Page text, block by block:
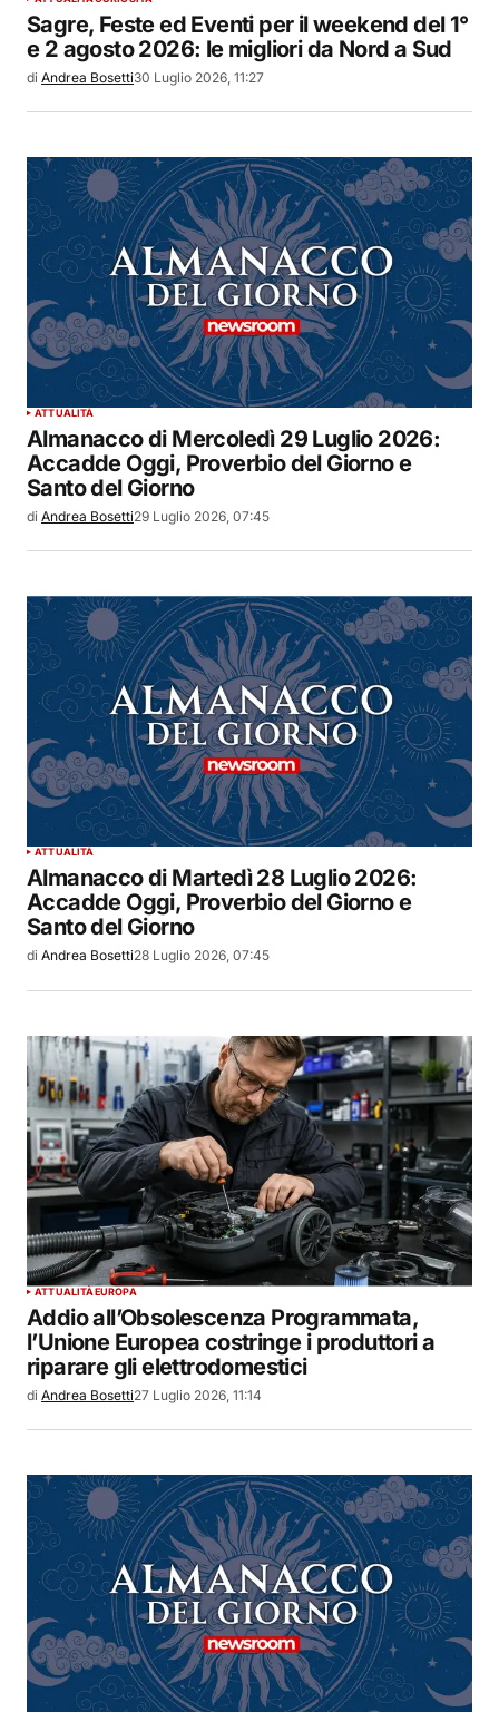
Sagre, Feste ed Eventi per il weekend del 1°
e 2 agosto 2026: le migliori da Nord a Sud
di Andrea Bosetti30 Luglio 2026, 11:27
ATTUALITÀ
Almanacco di Mercoledì 29 Luglio 2026:
Accadde Oggi, Proverbio del Giorno e
Santo del Giorno
di Andrea Bosetti29 Luglio 2026, 07:45
ATTUALITÀ
Almanacco di Martedì 28 Luglio 2026:
Accadde Oggi, Proverbio del Giorno e
Santo del Giorno
di Andrea Bosetti28 Luglio 2026, 07:45
ATTUALITÀEUROPA
Addio all’Obsolescenza Programmata,
l’Unione Europea costringe i produttori a
riparare gli elettrodomestici
di Andrea Bosetti27 Luglio 2026, 11:14